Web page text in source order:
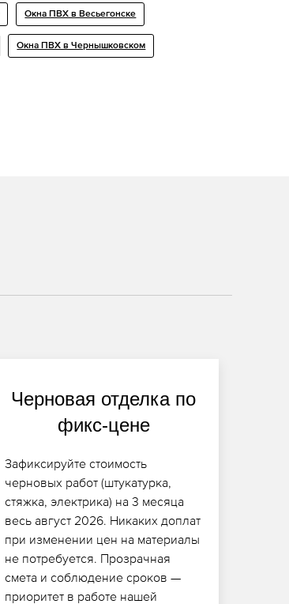
Окна ПВХ в Весьегонске
Окна ПВХ в Чернышковском
Черновая отделка по
фикс-цене
Зафиксируйте стоимость
черновых работ (штукатурка,
стяжка, электрика) на 3 месяца
весь август 2026. Никаких доплат
при изменении цен на материалы
не потребуется. Прозрачная
смета и соблюдение сроков —
приоритет в работе нашей